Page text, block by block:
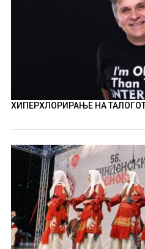
ХИПЕРХЛОРИРАЊЕ НА